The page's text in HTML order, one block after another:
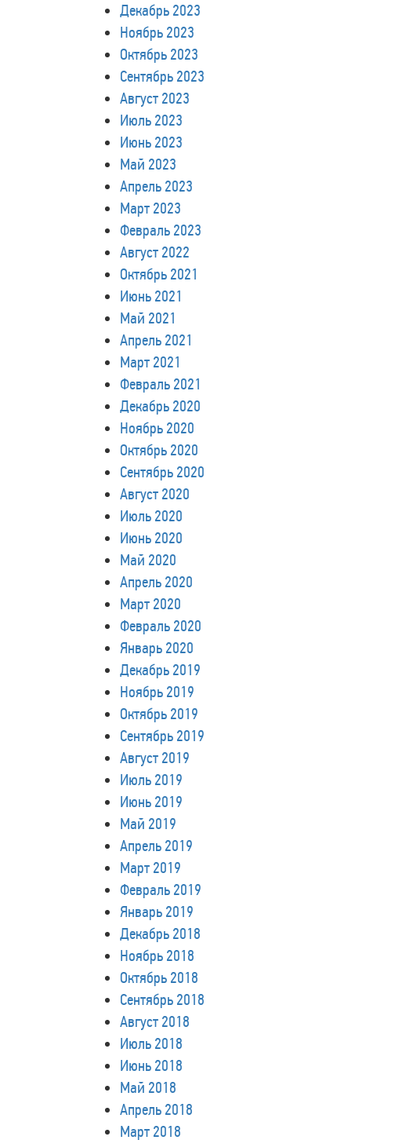
Декабрь 2023
Ноябрь 2023
Октябрь 2023
Сентябрь 2023
Август 2023
Июль 2023
Июнь 2023
Май 2023
Апрель 2023
Март 2023
Февраль 2023
Август 2022
Октябрь 2021
Июнь 2021
Май 2021
Апрель 2021
Март 2021
Февраль 2021
Декабрь 2020
Ноябрь 2020
Октябрь 2020
Сентябрь 2020
Август 2020
Июль 2020
Июнь 2020
Май 2020
Апрель 2020
Март 2020
Февраль 2020
Январь 2020
Декабрь 2019
Ноябрь 2019
Октябрь 2019
Сентябрь 2019
Август 2019
Июль 2019
Июнь 2019
Май 2019
Апрель 2019
Март 2019
Февраль 2019
Январь 2019
Декабрь 2018
Ноябрь 2018
Октябрь 2018
Сентябрь 2018
Август 2018
Июль 2018
Июнь 2018
Май 2018
Апрель 2018
Март 2018